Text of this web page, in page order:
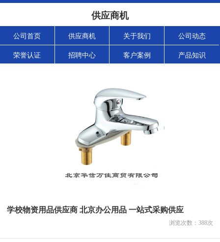
供应商机
公司首页 供应商机 关于我们 公司动态
荣誉认证 招聘中心 客户案例 产品知识
学校物资用品供应商 北京办公用品 一站式采购供应
浏览次数： 388次